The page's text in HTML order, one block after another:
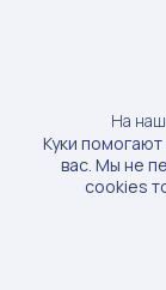
Доход
На
Куки
вас. Мы не
cookies